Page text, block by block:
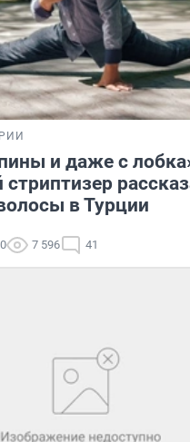
и даже с
в Турции
7 596 41